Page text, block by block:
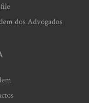
dos Advogados